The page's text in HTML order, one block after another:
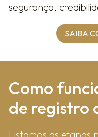
segurança,
SAIBA
Como
de registro
Listamos as etapas